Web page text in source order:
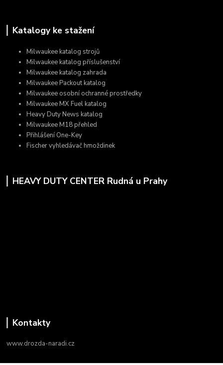
Katalogy ke stažení
Milwaukee katalog strojů
Milwaukee katalog příslušenství
Milwaukee katalog zahrada
Milwaukee Packout katalog
Milwaukee osobní ochranné prostředky
Milwaukee MX Fuel katalog
Heavy Duty News katalog
Milwaukee M18 přehled
Přihlášení One-Key
Fischer vyhledávač hmoždinek
HEAVY DUTY CENTER Rudná u Prahy
Kontakty
www.drozda-naradi.cz